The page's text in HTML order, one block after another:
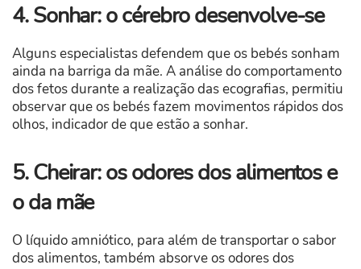
4. Sonhar: o cérebro desenvolve-se
Alguns especialistas defendem que os bebés sonham
ainda na barriga da mãe. A análise do comportamento
dos fetos durante a realização das ecografias, permitiu
observar que os bebés fazem movimentos rápidos dos
olhos, indicador de que estão a sonhar.
5. Cheirar: os odores dos alimentos e
o da mãe
O líquido amniótico, para além de transportar o sabor
dos alimentos, também absorve os odores dos